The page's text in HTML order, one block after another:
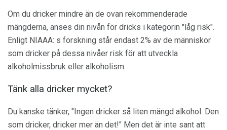
Om du dricker mindre än de ovan rekommenderade
mängderna, anses din nivån för dricks i kategorin "låg risk".
Enligt NIAAA: s forskning står endast 2% av de människor
som dricker på dessa nivåer risk för att utveckla
alkoholmissbruk eller alkoholism.
Tänk alla dricker mycket?
Du kanske tänker, "Ingen dricker så liten mängd alkohol. Den
som dricker, dricker mer än det!" Men det är inte sant att